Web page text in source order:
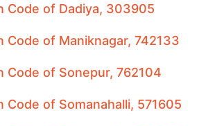
Code of Dadiya, 303905
Code of Maniknagar, 742133
Code of Sonepur, 762104
Code of Somanahalli, 571605